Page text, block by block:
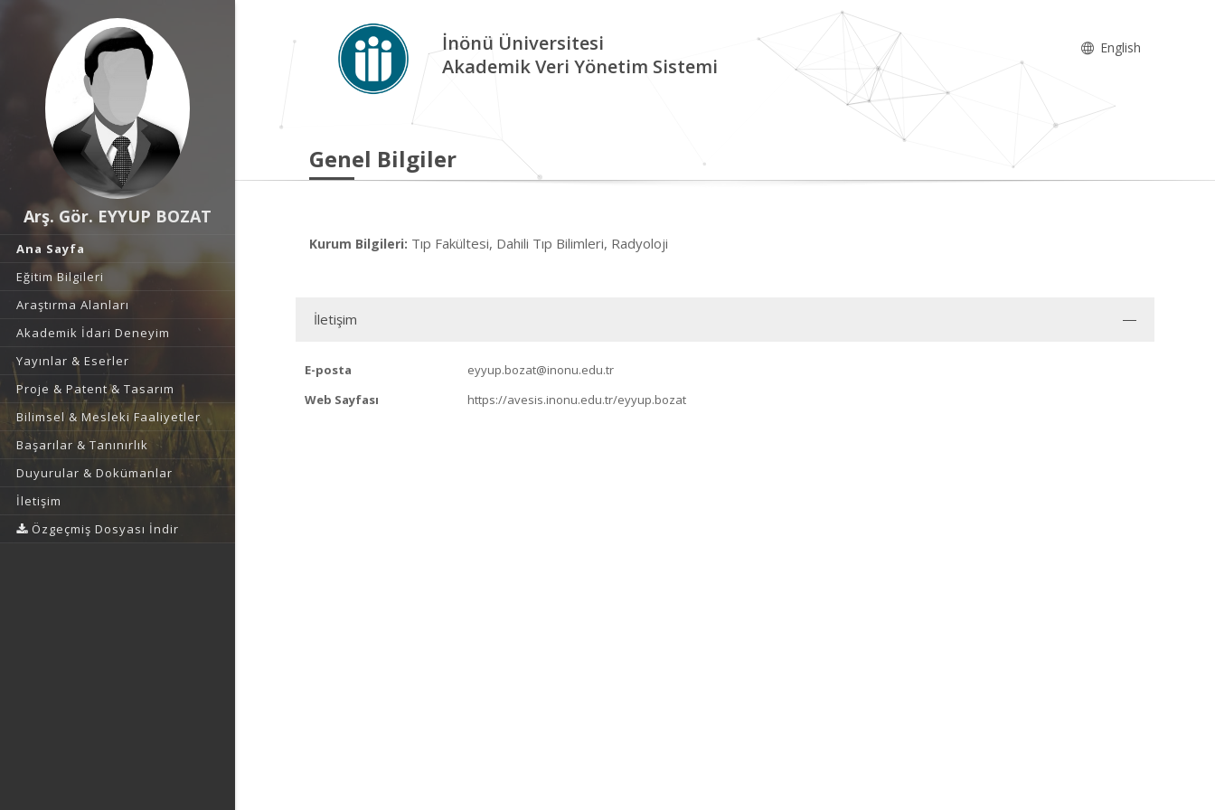
Arş. Gör. EYYUP BOZAT
Ana Sayfa
Eğitim Bilgileri
Araştırma Alanları
Akademik İdari Deneyim
Yayınlar & Eserler
Proje & Patent & Tasarım
Bilimsel & Mesleki Faaliyetler
Başarılar & Tanınırlık
Duyurular & Dokümanlar
İletişim
Özgeçmiş Dosyası İndir
İnönü Üniversitesi
Akademik Veri Yönetim Sistemi
English
Genel Bilgiler
Kurum Bilgileri: Tıp Fakültesi, Dahili Tıp Bilimleri, Radyoloji
İletişim
E-posta
eyyup.bozat@inonu.edu.tr
Web Sayfası
https://avesis.inonu.edu.tr/eyyup.bozat